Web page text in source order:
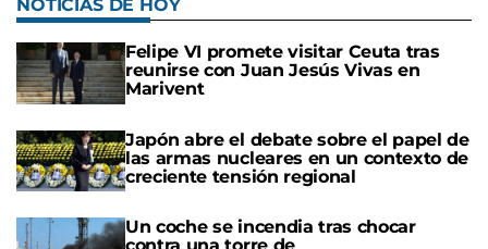
NOTICIAS DE HOY
Felipe VI promete visitar Ceuta tras
reunirse con Juan Jesús Vivas en
Marivent
Japón abre el debate sobre el papel de
las armas nucleares en un contexto de
creciente tensión regional
Un coche se incendia tras chocar